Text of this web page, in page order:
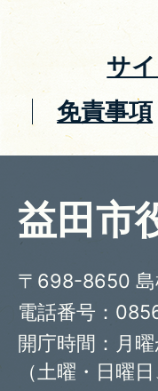
サ
免責事項
益田市
〒698-8650 島
電話番号：
開庁時間：月
（土曜・日曜